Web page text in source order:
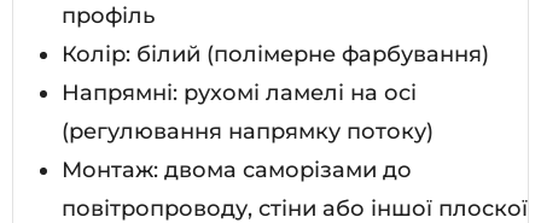
профіль
Колір: білий (полімерне фарбування)
Напрямні: рухомі ламелі на осі
(регулювання напрямку потоку)
Монтаж: двома саморізами до
повітропроводу, стіни або іншої плоскої